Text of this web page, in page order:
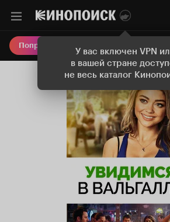
У вас включен VPN
в вашей стране
не весь каталог
Попробовать Плюс Онлайн-